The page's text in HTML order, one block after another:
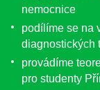
nemocnice
podílíme se na
diagnostických
provádíme
pro studenty